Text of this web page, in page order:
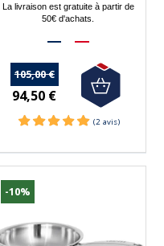
(4 avis)
La livraison est gratuite à partir de
50€ d'achats.
105,00 €
94,50 €
-10%